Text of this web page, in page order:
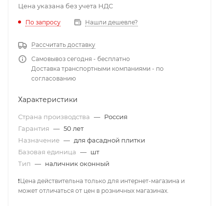
Цена указана без учета НДС
По запросу Нашли дешевле?
Рассчитать доставку
Самовывоз сегодня - бесплатно
Доставка транспортными компаниями - по
согласованию
Характеристики
Страна производства — Россия
Гарантия — 50 лет
Назначение — для фасадной плитки
Базовая единица — шт
Тип — наличник оконный
❗Цена действительна только для интернет-магазина и
может отличаться от цен в розничных магазинах.